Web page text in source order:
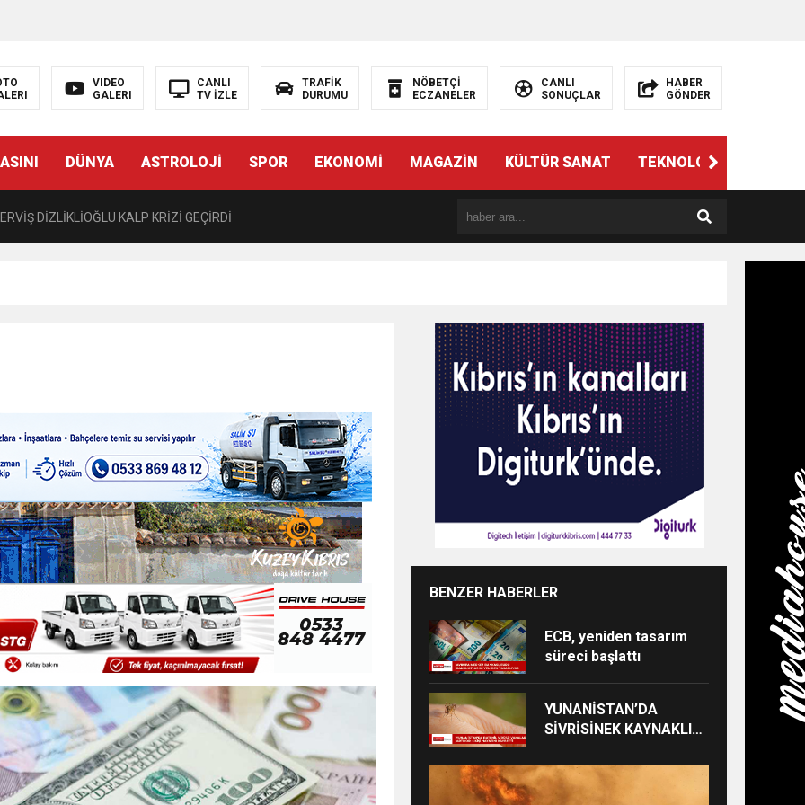
VIDEO
GALERI
CANLI
TV İZLE
TRAFİK
DURUMU
NÖBETÇİ
ECZANELER
CANLI
SONUÇLAR
HABER
GÖNDER
DÜNYA ASTROLOJİ SPOR EKONOMİ MAGAZİN KÜLTÜR SANAT TEKNOLOJİ
HAMİTKÖY BARAJINDA TEC*V*Z İDDİASI
KALDIRILDI!
DİZLİKLİOĞLU KALP KRİZİ GEÇİRDİ
ÖNGÖRÜMÜZ YÜZDE 7.5 İLE 8.5 ARASINDA
sergi açılışında fenalaşarak hastaneye kaldırıldı BENZER HABERLER
ECB, yeniden tasarım
süreci başlattı
YUNANİSTAN’DA
SİVRİSİNEK KAYNAKLI
YÜKSELİYOR